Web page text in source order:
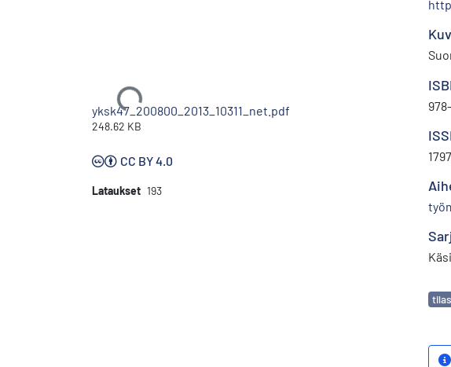
Ladataan...
yksk47_200800_2013_10311_net.pdf
248.62 KB
CC BY 4.0
Lataukset 193